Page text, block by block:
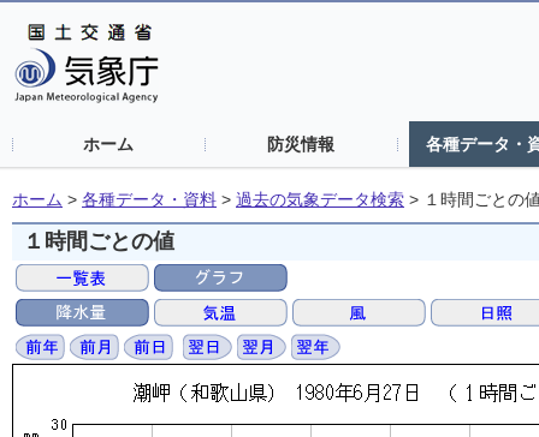
ホーム 防災情報 各種データ・
ホーム > 各種データ・資料 > 過去の気象データ検索 > １時間ごとの
１時間ごとの値